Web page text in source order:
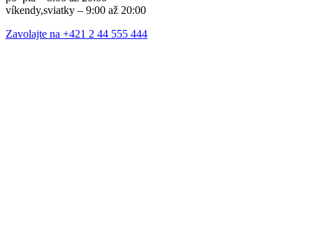
víkendy,sviatky – 9:00 až 20:00
Zavolajte na +421 2 44 555 444